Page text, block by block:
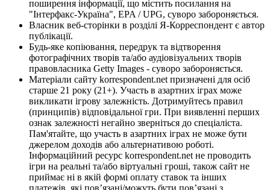
поширення інформації, що містить посилання на
"Інтерфакс-Україна", EPA / UPG, суворо забороняється.
Власник веб-сторінки в розділі Я-Корреспондент є автор
публікації.
Будь-яке копіювання, передрук та відтворення
фотографічних творів та/або аудіовізуальних творів
правовласника Getty Images - суворо забороняється.
Матеріали сайту korrespondent.net призначені для осіб
старше 21 року (21+). Участь в азартних іграх може
викликати ігрову залежність. Дотримуйтесь правил
(принципів) відповідальної гри. При виявленні перших
ознак залежності негайно зверніться до спеціаліста.
Пам'ятайте, що участь в азартних іграх не може бути
джерелом доходів або альтернативою роботі.
Інформаційний ресурс korrespondent.net не проводить
ігри на реальні та/або віртуальні гроші, також сайт не
приймає ні в якій формі оплату ставок та інших
платежів, які пов’язані/можуть бути пов’язані з